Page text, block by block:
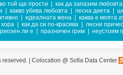
той ще прости
как да запазим любовта
какво убива любовта лесна диета
идеалната жена
каква е моята
хора
как да си по-красива
лесни
ли е празничен грим неустоим
| Colocation @ Sofia Data Center